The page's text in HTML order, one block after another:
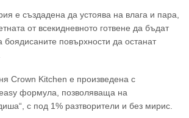
е създадена да устоява на влага и пара,
от всекидневното готвене да бъдат
боядисаните повърхности да останат
Crown Kitchen е произведена с
формула, позволяваща на
с под 1% разтворители и без мирис.